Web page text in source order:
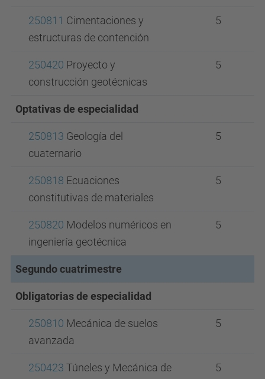
250811 Cimentaciones y
estructuras de contención
5
250420 Proyecto y
construcción geotécnicas
5
Optativas de especialidad
250813 Geología del
cuaternario
5
250818 Ecuaciones
constitutivas de materiales
5
250820 Modelos numéricos en
ingeniería geotécnica
5
Segundo cuatrimestre
Obligatorias de especialidad
250810 Mecánica de suelos
avanzada
5
250423 Túneles y Mecánica de
5